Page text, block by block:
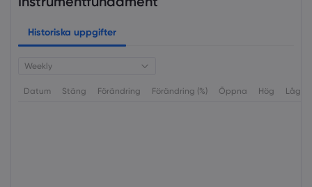
Historiska uppgifter
Weekly
Datum Stäng Förändring Förändring (%) Öppna Hög Låg